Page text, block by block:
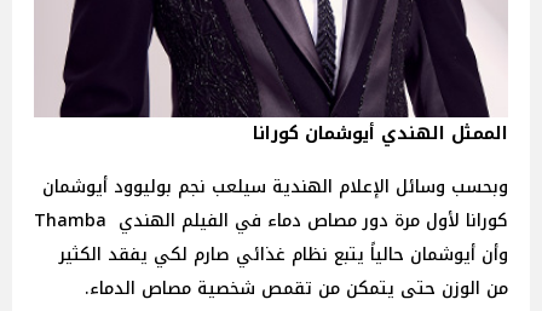
الممثل الهندي أيوشمان كورانا
وبحسب وسائل الإعلام الهندية سيلعب نجم بوليوود أيوشمان
كورانا لأول مرة دور مصاص دماء في الفيلم الهندي Thamba
وأن أيوشمان حالياً يتبع نظام غذائي صارم لكي يفقد الكثير
من الوزن حتى يتمكن من تقمص شخصية مصاص الدماء.